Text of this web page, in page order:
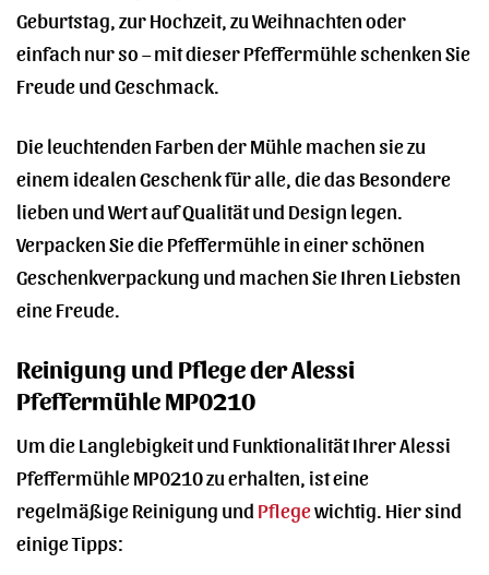
Geburtstag, zur Hochzeit, zu Weihnachten oder
einfach nur so – mit dieser Pfeffermühle schenken Sie
Freude und Geschmack.
Die leuchtenden Farben der Mühle machen sie zu
einem idealen Geschenk für alle, die das Besondere
lieben und Wert auf Qualität und Design legen.
Verpacken Sie die Pfeffermühle in einer schönen
Geschenkverpackung und machen Sie Ihren Liebsten
eine Freude.
Reinigung und Pflege der Alessi
Pfeffermühle MP0210
Um die Langlebigkeit und Funktionalität Ihrer Alessi
Pfeffermühle MP0210 zu erhalten, ist eine
regelmäßige Reinigung und Pflegewichtig. Hier sind
einige Tipps: